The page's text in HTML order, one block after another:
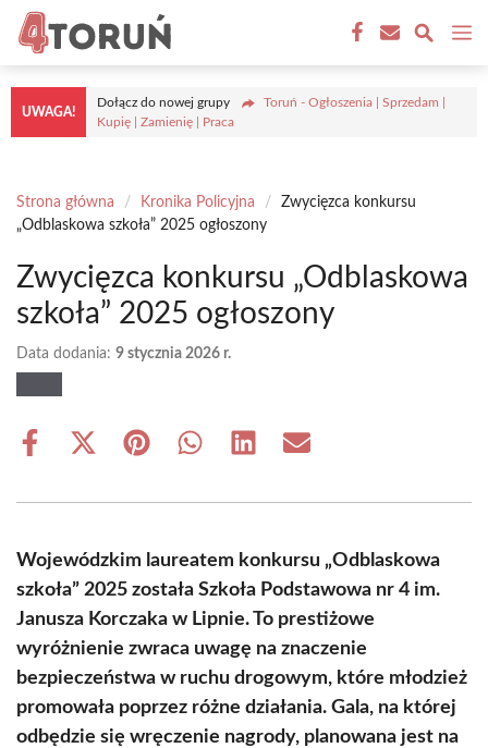
Przejdź
treści
UWAGA!
Dołącz do nowej grupy
Toruń - Ogłoszenia | Sprzedam |
Kupię | Zamienię | Praca
Strona główna / Kronika Policyjna /
Zwycięzca konkursu
„Odblaskowa szkoła” 2025 ogłoszony
Zwycięzca konkursu „Odblaskowa
szkoła” 2025 ogłoszony
Data dodania: 9 stycznia 2026 r.
Share
Share
(Twitter)
Share Share Share Share
Wojewódzkim laureatem konkursu „Odblaskowa
szkoła” 2025 została Szkoła Podstawowa nr 4 im.
Janusza Korczaka w Lipnie. To prestiżowe
wyróżnienie zwraca uwagę na znaczenie
bezpieczeństwa w ruchu drogowym, które młodzież
promowała poprzez różne działania. Gala, na której
odbędzie się wręczenie nagrody, planowana jest na